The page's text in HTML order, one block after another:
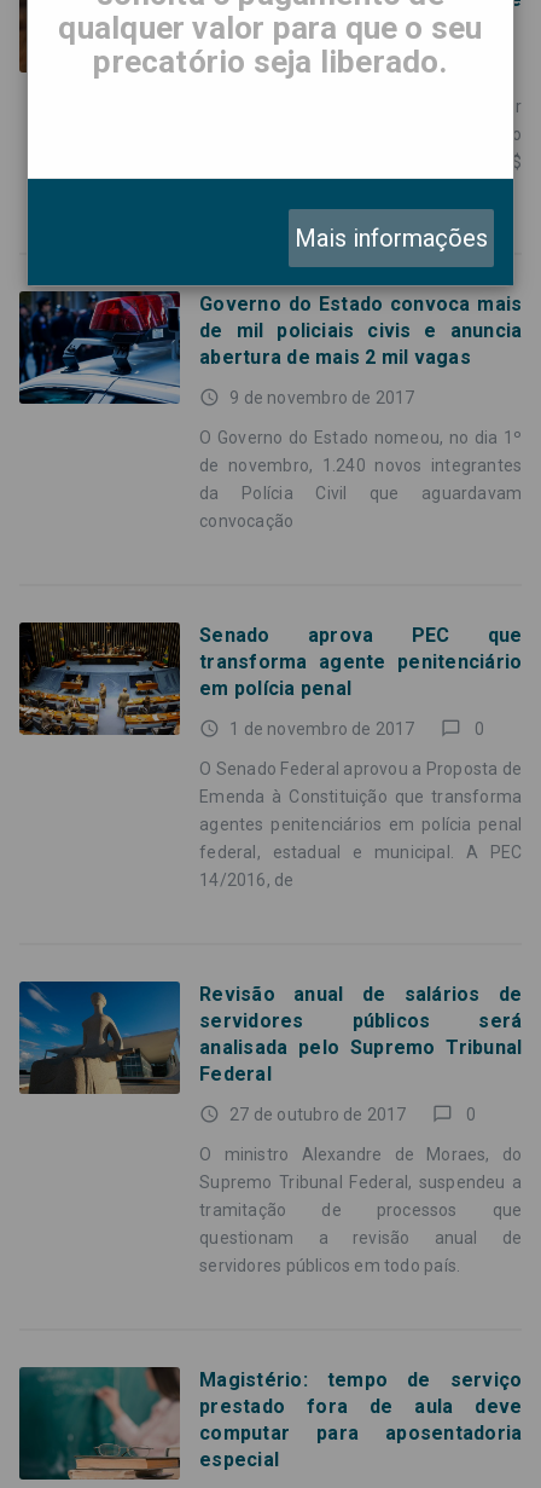
precatórios em outubro
access_time 10 de novembro de 2017
O Tribunal de Justiça de São Paulo, por
meio da DEPRE – Diretoria de Execução
de Precatórios – destinou mais de R$
Governo do Estado convoca mais
de mil policiais civis e anuncia
abertura de mais 2 mil vagas
access_time 9 de novembro de 2017
O Governo do Estado nomeou, no dia 1º
de novembro, 1.240 novos integrantes
da Polícia Civil que aguardavam
convocação
Senado aprova PEC que
transforma agente penitenciário
em polícia penal
access_time 1 de novembro de 2017 chat_bubble_outline 0
O Senado Federal aprovou a Proposta de
Emenda à Constituição que transforma
agentes penitenciários em polícia penal
federal, estadual e municipal. A PEC
14/2016, de
Revisão anual de salários de
servidores públicos será
analisada pelo Supremo Tribunal
Federal
access_time 27 de outubro de 2017 chat_bubble_outline 0
O ministro Alexandre de Moraes, do
Supremo Tribunal Federal, suspendeu a
tramitação de processos que
questionam a revisão anual de
servidores públicos em todo país.
Magistério: tempo de serviço
prestado fora de aula deve
computar para aposentadoria
especial
qualquer valor para que o seu
precatório seja liberado.
Mais informações